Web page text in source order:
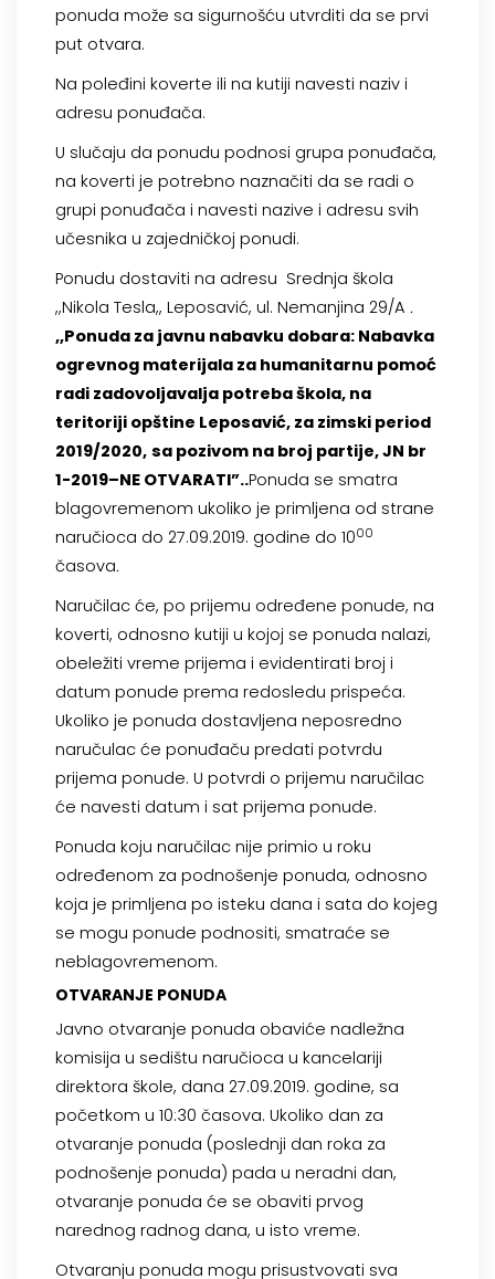
ponuda može sa sigurnošću utvrditi da se prvi
put otvara.
Na poleđini koverte ili na kutiji navesti naziv i
adresu ponuđača.
U slučaju da ponudu podnosi grupa ponuđača,
na koverti je potrebno naznačiti da se radi o
grupi ponuđača i navesti nazive i adresu svih
učesnika u zajedničkoj ponudi.
Ponudu dostaviti na adresu Srednja škola
,,Nikola Tesla,, Leposavić, ul. Nemanjina 29/A .
,,Ponuda za javnu nabavku dobara: Nabavka
ogrevnog materijala za humanitarnu pomoć
radi zadovoljavalja potreba škola, na
teritoriji opštine Leposavić, za zimski period
2019/2020, sa pozivom na broj partije,JN br
1-2019–NE OTVARATI”..Ponuda se smatra
blagovremenom ukoliko je primljena od strane
naručioca do 27.09.2019. godine do 1000
časova.
Naručilac će, po prijemu određene ponude, na
koverti, odnosno kutiji u kojoj se ponuda nalazi,
obeležiti vreme prijema i evidentirati broj i
datum ponude prema redosledu prispeća.
Ukoliko je ponuda dostavljena neposredno
naručulac će ponuđaču predati potvrdu
prijema ponude. U potvrdi o prijemu naručilac
će navesti datum i sat prijema ponude.
Ponuda koju naručilac nije primio u roku
određenom za podnošenje ponuda, odnosno
koja je primljena po isteku dana i sata do kojeg
se mogu ponude podnositi, smatraće se
neblagovremenom.
OTVARANJE PONUDA
Javno otvaranje ponuda obaviće nadležna
komisija u sedištu naručioca u kancelariji
direktora škole, dana 27.09.2019. godine, sa
početkom u 10:30 časova. Ukoliko dan za
otvaranje ponuda (poslednji dan roka za
podnošenje ponuda) pada u neradni dan,
otvaranje ponuda će se obaviti prvog
narednog radnog dana, u isto vreme.
Otvaranju ponuda mogu prisustvovati sva